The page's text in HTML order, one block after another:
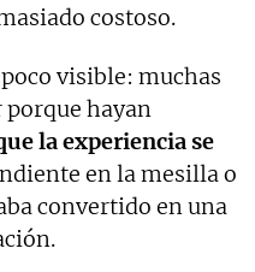
costoso.
visible: muchas
hayan
la experiencia se
en la mesilla o
convertido en una